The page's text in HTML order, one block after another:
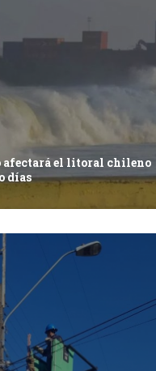
afectará el litoral chileno
días